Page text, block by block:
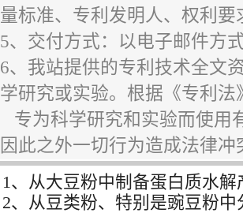
量标准、专利发明人、权利
5、交付方式：以电子邮件方
6、我站提供的专利技术全文
学研究或实验。根据《专利
专为科学研究和实验而使用
因此之外一切行为造成法律
1、从大豆粉中制备蛋白质水解
2、从豆类粉、特别是豌豆粉